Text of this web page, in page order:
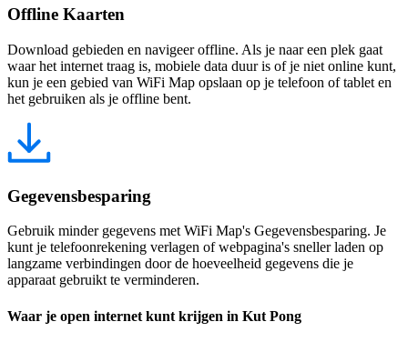
Offline Kaarten
Download gebieden en navigeer offline. Als je naar een plek gaat
waar het internet traag is, mobiele data duur is of je niet online kunt,
kun je een gebied van WiFi Map opslaan op je telefoon of tablet en
het gebruiken als je offline bent.
Gegevensbesparing
Gebruik minder gegevens met WiFi Map's Gegevensbesparing. Je
kunt je telefoonrekening verlagen of webpagina's sneller laden op
langzame verbindingen door de hoeveelheid gegevens die je
apparaat gebruikt te verminderen.
Waar je open internet kunt krijgen in Kut Pong